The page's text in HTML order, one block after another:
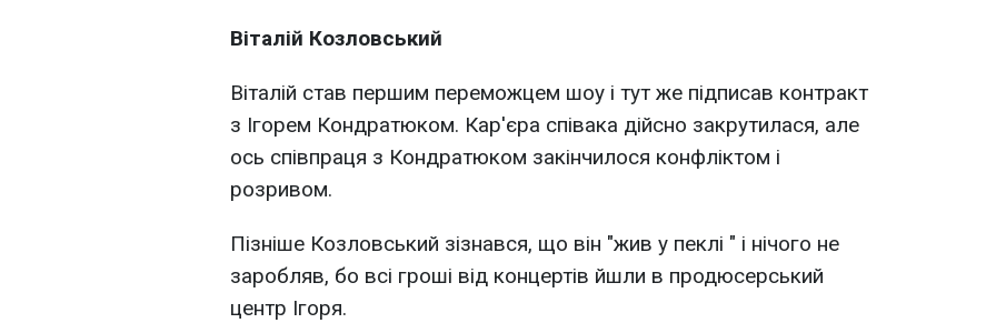
Віталій Козловський
Віталій став першим переможцем шоу і тут же підписав контракт
з Ігорем Кондратюком. Кар'єра співака дійсно закрутилася, але
ось співпраця з Кондратюком закінчилося конфліктом і
розривом.
Пізніше Козловський зізнався, що він "жив у пеклі " і нічого не
заробляв, бо всі гроші від концертів йшли в продюсерський
центр Ігоря.